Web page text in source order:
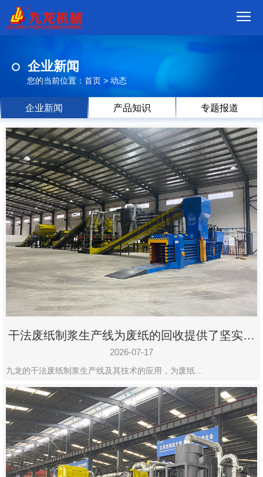
品
视
频
现
场
方
案
动
态联
系
郑
州
市
设
有
限
公
司
豫
ICP
企业新闻
您的当前位置： 首页 > 动态
企业新闻 产品知识 专题报道
干法废纸制浆生产线为废纸的回收提供了坚实的
保障
2026-07-17
九龙的干法废纸制浆生产线及其技术的应用，为废纸…